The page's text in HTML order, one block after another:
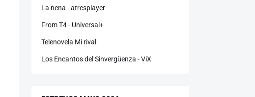
La nena - atresplayer
From T4 - Universal+
Telenovela Mi rival
Los Encantos del Sinvergüenza - ViX